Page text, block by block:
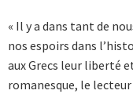
« Il y a dans tant de
nos espoirs dans
aux Grecs leur liberté
romanesque, le